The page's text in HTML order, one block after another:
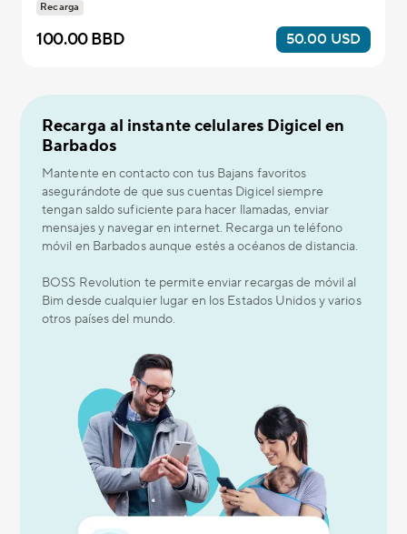
Recarga
100.00 BBD 50.00 USD
Recarga al instante celulares Digicel en
Barbados
Mantente en contacto con tus Bajans favoritos
asegurándote de que sus cuentas Digicel siempre
tengan saldo suficiente para hacer llamadas, enviar
mensajes y navegar en internet. Recarga un teléfono
móvil en Barbados aunque estés a océanos de distancia.
BOSS Revolution te permite enviar recargas de móvil al
Bim desde cualquier lugar en los Estados Unidos y varios
otros países del mundo.